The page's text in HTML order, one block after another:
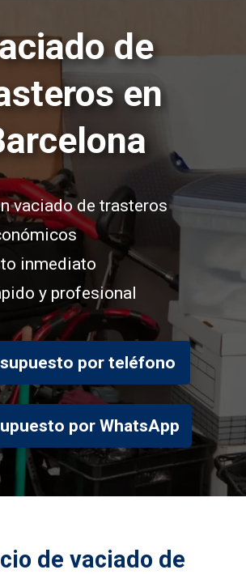
de
en
vaciado de trasteros
inmediato
y profesional
por teléfono
por WhatsApp
de vaciado de